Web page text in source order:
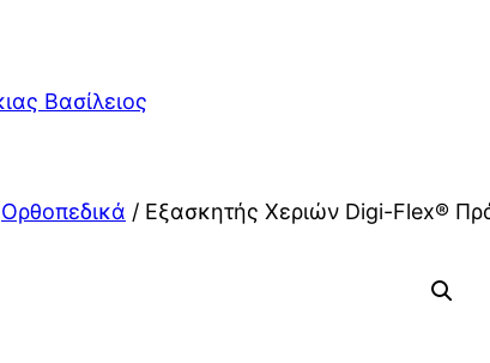
Βασίλειος
Ορθοπεδικά / Εξασκητής Χεριών Digi-Flex®